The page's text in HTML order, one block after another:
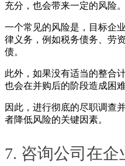
充分，也会带来一定的风险。
一个常见的风险是，目标企
律义务，例如税务债务、劳
债。
此外，如果没有适当的整合
也会在并购后的阶段造成困难
因此，进行彻底的尽职调查
者降低风险的关键因素。
7. 咨询公司在